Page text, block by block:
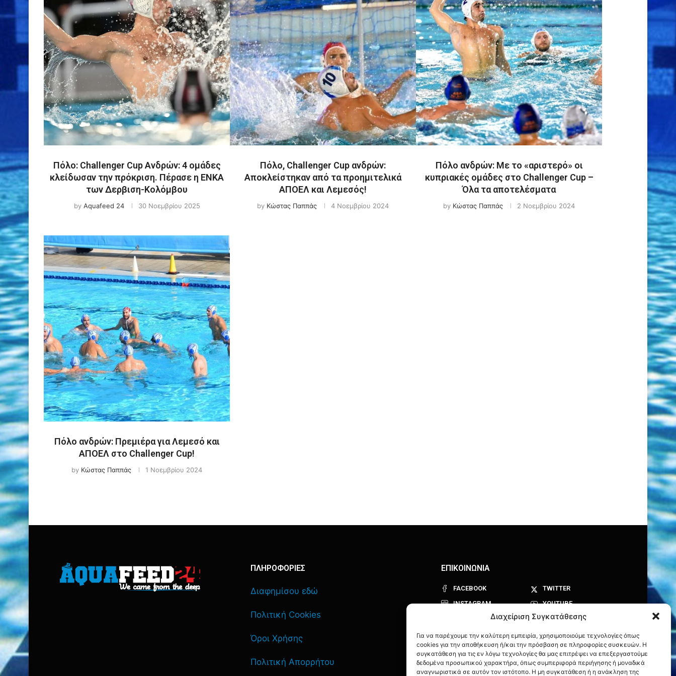
Διαχείριση Συγκατάθεσης
Για να παρέχουμε την καλύτερη εμπειρία, χρησιμοποιούμε τεχνολογίες όπως
cookies για την αποθήκευση ή/και την πρόσβαση σε πληροφορίες συσκευών. Η
συγκατάθεση για τις εν λόγω τεχνολογίες θα μας επιτρέψει να επεξεργαστούμε
δεδομένα προσωπικού χαρακτήρα, όπως συμπεριφορά περιήγησης ή μοναδικά
αναγνωριστικά σε αυτόν τον ιστότοπο. Η μη συγκατάθεση ή η ανάκληση της
Πόλο: Challenger Cup Ανδρών: 4 ομάδες
κλείδωσαν την πρόκριση. Πέρασε η ΕΝΚΑ
των Δερβιση-Κολόμβου
by Aquafeed 24 30 Νοεμβρίου 2025
Πόλο, Challenger Cup ανδρών:
Αποκλείστηκαν από τα προημιτελικά
ΑΠΟΕΛ και Λεμεσός!
by Κώστας Παππάς 4 Νοεμβρίου 2024
Πόλο ανδρών: Με το «αριστερό» οι
κυπριακές ομάδες στο Challenger Cup –
Όλα τα αποτελέσματα
by Κώστας Παππάς 2 Νοεμβρίου 2024
Πόλο ανδρών: Πρεμιέρα για Λεμεσό και
ΑΠΟΕΛ στο Challenger Cup!
by Κώστας Παππάς 1 Νοεμβρίου 2024
ΠΛΗΡΟΦΟΡΙΕΣ
Διαφημίσου εδώ
Πολιτική Cookies
Όροι Χρήσης
Πολιτική Απορρήτου
ΕΠΙΚΟΙΝΩΝΙΑ
FACEBOOK
TWITTER
INSTAGRAM
YOUTUBE